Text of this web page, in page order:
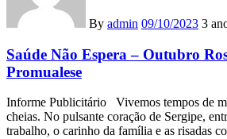
By admin 09/10/2023 3
Saúde Não Espera – Outubro
Promualese
Informe Publicitário Vivemos tempos de
cheias. No pulsante coração de Sergipe,
trabalho, o carinho da família e as risadas